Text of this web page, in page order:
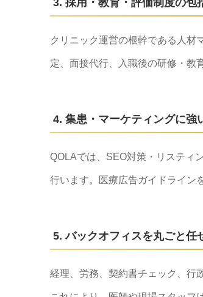
クリニック運営の根幹である人材
定、面接代行、入職後の研修・教
4. 集患・マーケティングに強
QOLAでは、SEO対策・リスティ
行います。医療広告ガイドライン
5. バックオフィスを丸ごと任
経理、労務、契約書チェック、行